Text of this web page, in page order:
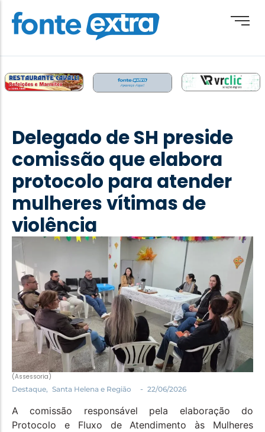
Destaque
Esporte
Geral
Obituário
Paraguai
Paraná
Política
Santa Helena e Região
Saúde e Bem-Estar
Delegado de SH preside
comissão que elabora
protocolo para atender
mulheres vítimas de
violência
(Assessoria)
Destaque, Santa Helena e Região - 22/06/2026
A comissão responsável pela elaboração do
Protocolo e Fluxo de Atendimento às Mulheres